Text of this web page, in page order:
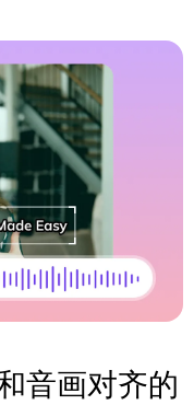
音画对齐的